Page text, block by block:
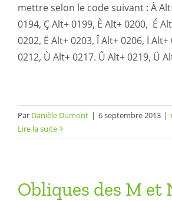
mettre selon le code suivant : À
0194, Ç Alt+ 0199, È Alt+ 0200, É
0202, Ë Alt+ 0203, Î Alt+ 0206, Ï Alt+
0212, Ù Alt+ 0217. Û Alt+ 0219, Ü
Par Danièle Dumont | 6 septembre 2013 |
Lire la suite
Obliques des M et